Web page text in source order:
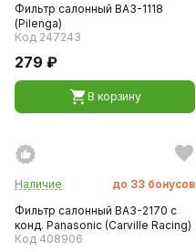
Фильтр салонный ВАЗ-1118
(Pilenga)
Код 247243
279 ₽
В корзину
Наличие до 33 бонусов
Фильтр салонный ВАЗ-2170 с
конд. Panasonic (Carville Racing)
Код 408906